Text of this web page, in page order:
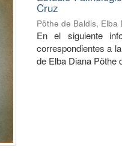
Cruz
Pöthe de Baldis, Elba
En el siguiente
correspondientes a
de Elba Diana Pöthe